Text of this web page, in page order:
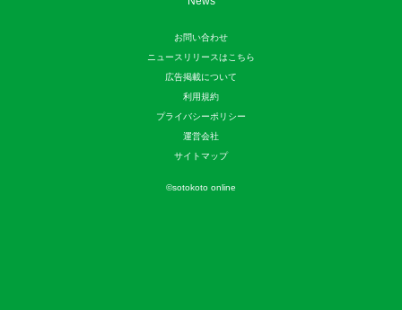
お問い合わせ
ニュースリリースはこちら
広告掲載について
利用規約
プライバシーポリシー
運営会社
サイトマップ
©sotokoto online